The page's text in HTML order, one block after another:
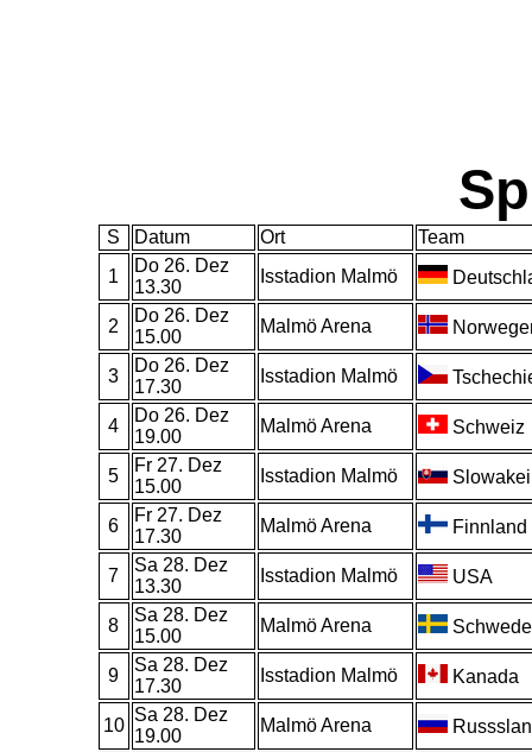
S Datum Ort
Team
1
Do 26. Dez
13.30
Isstadion Malmö
2
Do 26. Dez
15.00
Malmö Arena
3
Do 26. Dez
17.30
Isstadion Malmö
4
Do 26. Dez
19.00
Malmö Arena Schweiz
5
Fr 27. Dez
15.00
Isstadion Malmö Slowakei
6
Fr 27. Dez
17.30
Malmö Arena Finnland
7
Sa 28. Dez
13.30
Isstadion Malmö USA
8
Sa 28. Dez
15.00
Malmö Arena
9
Sa 28. Dez
17.30
Isstadion Malmö Kanada
10
Sa 28. Dez
19.00
Malmö Arena